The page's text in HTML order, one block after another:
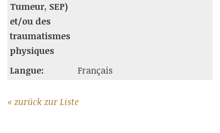
Tumeur, SEP)
et/ou des
traumatismes
physiques
Langue:
Français
« zurück zur Liste